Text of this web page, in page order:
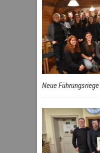
Neue Führungsriege